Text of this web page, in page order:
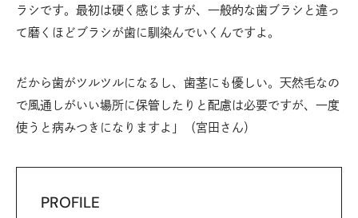
ラシです。最初は硬く感じますが、一般的な歯ブラシと違っ
て磨くほどブラシが歯に馴染んでいくんですよ。
だから歯がツルツルになるし、歯茎にも優しい。天然毛なの
で風通しがいい場所に保管したりと配慮は必要ですが、一度
使うと病みつきになりますよ」（宮田さん）
PROFILE